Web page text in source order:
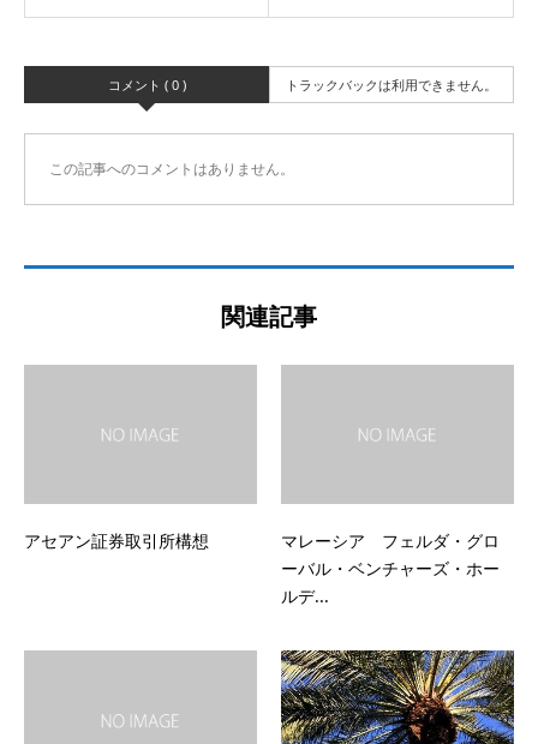
コメント ( 0 ) トラックバックは利用できません。
この記事へのコメントはありません。
関連記事
アセアン証券取引所構想
マレーシア フェルダ・グロ
ーバル・ベンチャーズ・ホー
ルデ...